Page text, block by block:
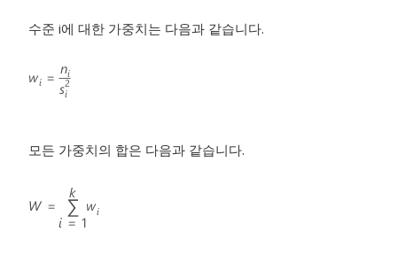
수준 i에 대한 가중치는 다음과 같습니다.
모든 가중치의 합은 다음과 같습니다.